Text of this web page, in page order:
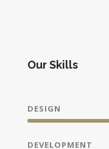
Our Skills
DESIGN
DEVELOPMENT